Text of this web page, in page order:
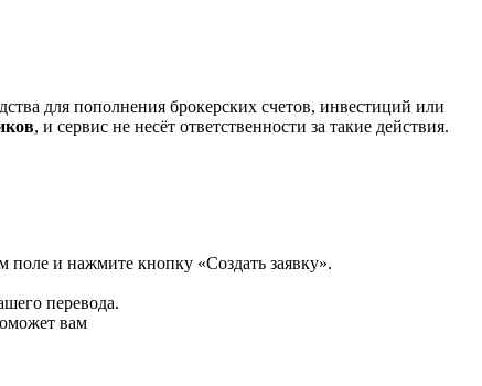
для пополнения брокерских счетов, инвестиций или
, и сервис не несёт ответственности за такие действия.
поле и нажмите кнопку «Создать заявку».
перевода.
вам